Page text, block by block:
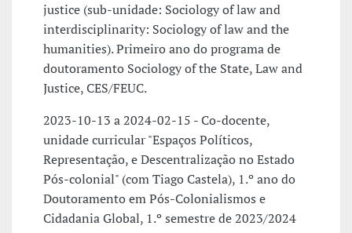
justice (sub-unidade: Sociology of law and
interdisciplinarity: Sociology of law and the
humanities). Primeiro ano do programa de
doutoramento Sociology of the State, Law and
Justice, CES/FEUC.
2023-10-13 a 2024-02-15 - Co-docente,
unidade curricular "Espaços Políticos,
Representação, e Descentralização no Estado
Pós-colonial" (com Tiago Castela), 1.º ano do
Doutoramento em Pós-Colonialismos e
Cidadania Global, 1.º semestre de 2023/2024